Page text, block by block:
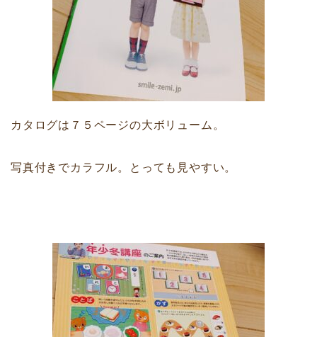
カタログは７５ページの大ボリューム。
写真付きでカラフル。とっても見やすい。